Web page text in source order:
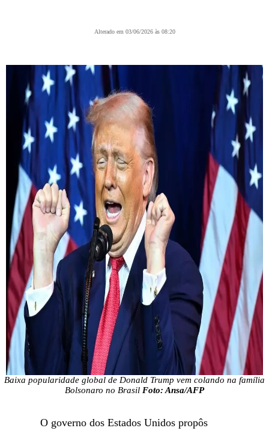
Alterado em 03/06/2026 às 08:20
Baixa popularidade global de Donald Trump vem colando na família
Bolsonaro no Brasil Foto: Ansa/AFP
O governo dos Estados Unidos propôs